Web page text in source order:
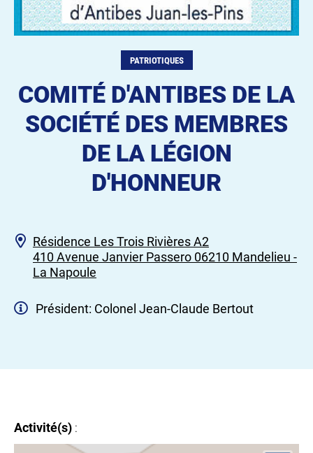
PATRIOTIQUES
COMITÉ D'ANTIBES DE LA
SOCIÉTÉ DES MEMBRES
DE LA LÉGION
D'HONNEUR
Résidence Les Trois Rivières A2
410 Avenue Janvier Passero 06210 Mandelieu -
La Napoule
Président: Colonel Jean-Claude Bertout
Activité(s) :